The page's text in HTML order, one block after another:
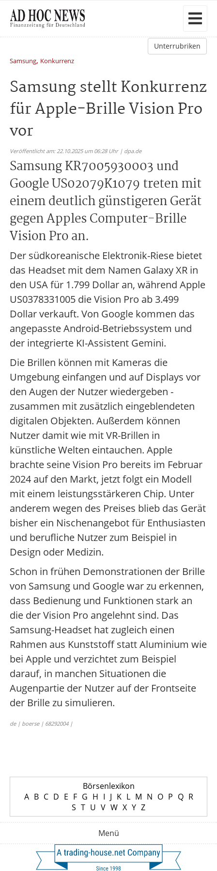
Unterrubriken
Samsung, Konkurrenz
Samsung stellt Konkurrenz
für Apple-Brille Vision Pro
vor
Veröffentlicht am: 22.10.2025 um 06:28 Uhr | dpa.de
Samsung KR7005930003 und
Google US02079K1079 treten mit
einem deutlich günstigeren Gerät
gegen Apples Computer-Brille
Vision Pro an.
Der südkoreanische Elektronik-Riese bietet
das Headset mit dem Namen Galaxy XR in
den USA für 1.799 Dollar an, während Apple
US0378331005 die Vision Pro ab 3.499
Dollar verkauft. Von Google kommen das
angepasste Android-Betriebssystem und
der integrierte KI-Assistent Gemini.
Die Brillen können mit Kameras die
Umgebung einfangen und auf Displays vor
den Augen der Nutzer wiedergeben -
zusammen mit zusätzlich eingeblendeten
digitalen Objekten. Außerdem können
Nutzer damit wie mit VR-Brillen in
künstliche Welten eintauchen. Apple
brachte seine Vision Pro bereits im Februar
2024 auf den Markt, jetzt folgt ein Modell
mit einem leistungsstärkeren Chip. Unter
anderem wegen des Preises blieb das Gerät
bisher ein Nischenangebot für Enthusiasten
und berufliche Nutzer zum Beispiel in
Design oder Medizin.
Schon in frühen Demonstrationen der Brille
von Samsung und Google war zu erkennen,
dass Bedienung und Funktionen stark an
die der Vision Pro angelehnt sind. Das
Samsung-Headset hat zugleich einen
Rahmen aus Kunststoff statt Aluminium wie
bei Apple und verzichtet zum Beispiel
darauf, in manchen Situationen die
Augenpartie der Nutzer auf der Frontseite
der Brille zu simulieren.
de | boerse | 68292004 |
Börsenlexikon
A B C D E F G H I J K L M N O P Q R
S T U V W X Y Z
Menü